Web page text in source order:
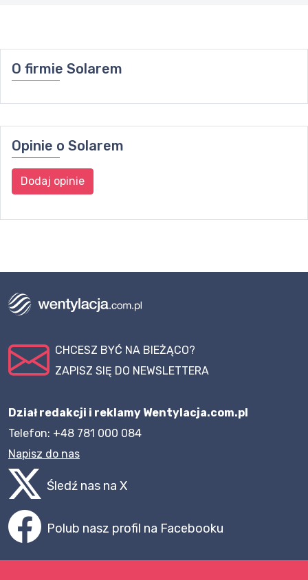
O firmie Solarem
Opinie o Solarem
Dodaj opinie
CHCESZ BYĆ NA BIEŻĄCO?
ZAPISZ SIĘ DO NEWSLETTERA
Dział redakcji i reklamy Wentylacja.com.pl
Telefon: +48 781 000 084
Napisz do nas
Śledź nas na X
Polub nasz profil na Facebooku